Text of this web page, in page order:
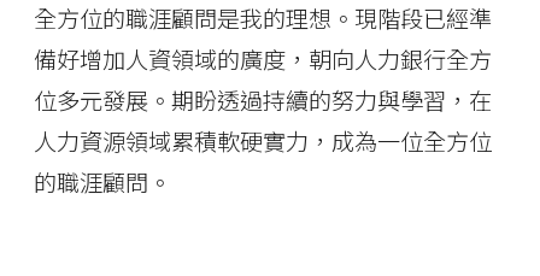
全方位的職涯顧問是我的理想。現階段已經準
備好增加人資領域的廣度，朝向人力銀行全方
位多元發展。期盼透過持續的努力與學習，在
人力資源領域累積軟硬實力，成為一位全方位
的職涯顧問。